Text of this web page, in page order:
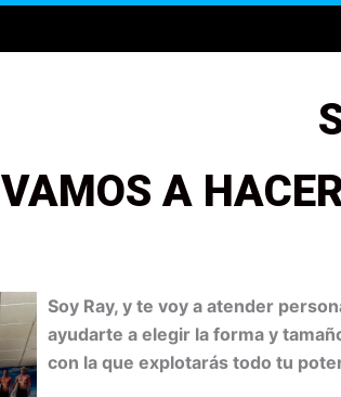
VAMOS A
Soy Ray, y te voy a atender
ayudarte a elegir la forma y
con la que explotarás todo tu